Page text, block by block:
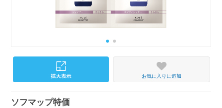
お気に入りに追加
ソフマップ特価